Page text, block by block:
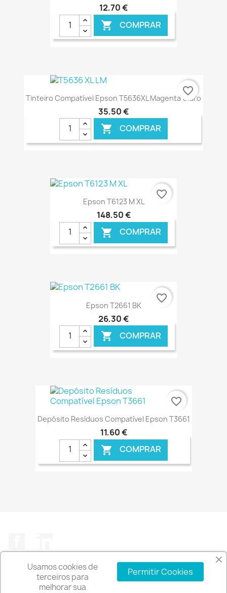
12,70 €
 COMPRAR
Tinteiro Compatível Epson T5636XL Magenta Claro
35,50 €
 COMPRAR
€ ONLINE
favorite_border
Epson T6123 M XL
148,50 €
 COMPRAR
€ ONLINE
favorite_border
Epson T2661 BK
26,30 €
 COMPRAR
€ ONLINE
favorite_border
Depósito Resíduos Compatível Epson T3661
11,60 €
 COMPRAR
favorite_border
Usamos cookies de
terceiros para
melhorar sua
Permitir Cookies